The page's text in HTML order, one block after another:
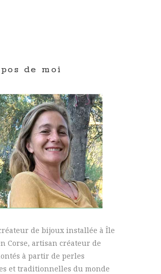
de moi
de bijoux installée à Île
Corse, artisan créateur de
à partir de perles
et traditionnelles du monde